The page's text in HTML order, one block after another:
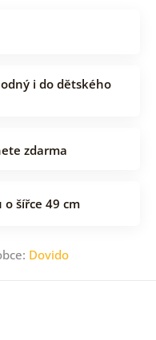
i do dětského
zdarma
šířce 49 cm
Dovido